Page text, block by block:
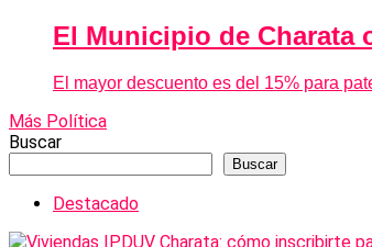
El Municipio de Charata
El mayor descuento es del 15% para
Más Política
Buscar
Buscar
Destacado